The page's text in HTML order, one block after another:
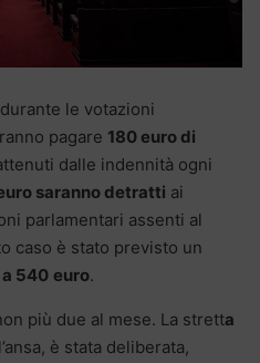
durante le votazioni
pagare 180 euro di
dalle indennità ogni
saranno detratti ai
parlamentari assenti al
caso è stato previsto un
540 euro.
più due al mese. La stretta
è stata deliberata,